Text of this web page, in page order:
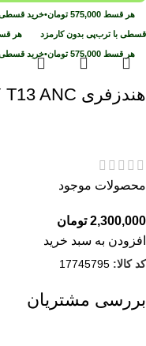
هر قسط 575,000 تومان•خرید قسطی
قسطی با ترب‌پی بدون کارمزد هر
هر قسط 575,000 تومان•خرید قسطی
هندزفری QCY T13 ANC سفید
محصولات موجود
2,300,000 تومان
افزودن به سبد خرید
کد کالا: 17745795
بررسی مشتریان